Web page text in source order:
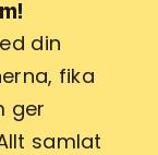
din
fika
ger
samlat